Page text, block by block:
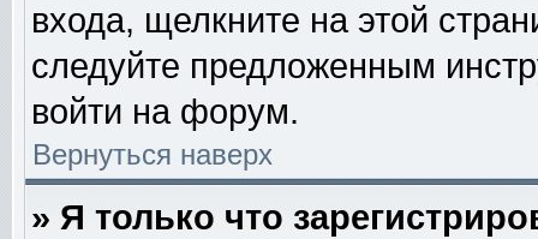
входа, щелкните на этой
следуйте предложенным
войти на форум.
Вернуться наверх
» Я только что